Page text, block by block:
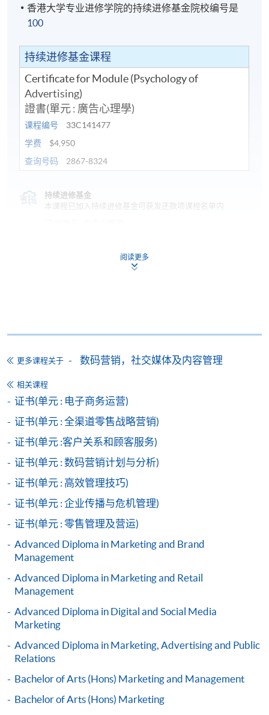
香港大学专业进修学院的持续进修基金院校编号是
100
持续进修基金课程
Certificate for Module (Psychology of
Advertising)
證書(單元 : 廣告心理學)
课程编号
33C141477
学费
$4,950
查询号码
2867-8324
持续进修基金
本课程已加入持续进修基金可获发还款项课程名单内
申请
申请表 下载申请表
报名办法
付款方法
1. 现金、「易办事」（EPS）、微信支付
(WeChat Pay) 或支付宝(Alipay)
申请人可亲临学院任何一所报名中心，以现金、「易
（Alipay） 缴付学费。
2. 支票或银行本票
如以划线支票或银行本票缴付，抬头请注明「香港大
学专业进修学院」。支票背面请写上课程名称及申请
人姓名。 阁下可：
亲临学院各报名中心递交划线支票、报名表格及有关
证明文件；
或可将上述文件一并寄交各报名中心，信封上请注明
「报读课程」，惟学院对邮递失误而遗失的支票及个
阅读更多
更多课程关于 数码营销，社交媒体及内容管理
相关课程
证书(单元 : 电子商务运营)
证书(单元 : 全渠道零售战略营销)
证书(单元 :客户关系和顾客服务)
证书(单元 : 数码营销计划与分析)
证书(单元 : 高效管理技巧)
证书(单元 : 企业传播与危机管理)
证书(单元 : 零售管理及营运)
Advanced Diploma in Marketing and Brand
Management
Advanced Diploma in Marketing and Retail
Management
Advanced Diploma in Digital and Social Media
Marketing
Advanced Diploma in Marketing, Advertising and Public
Relations
Bachelor of Arts (Hons) Marketing and Management
Bachelor of Arts (Hons) Marketing